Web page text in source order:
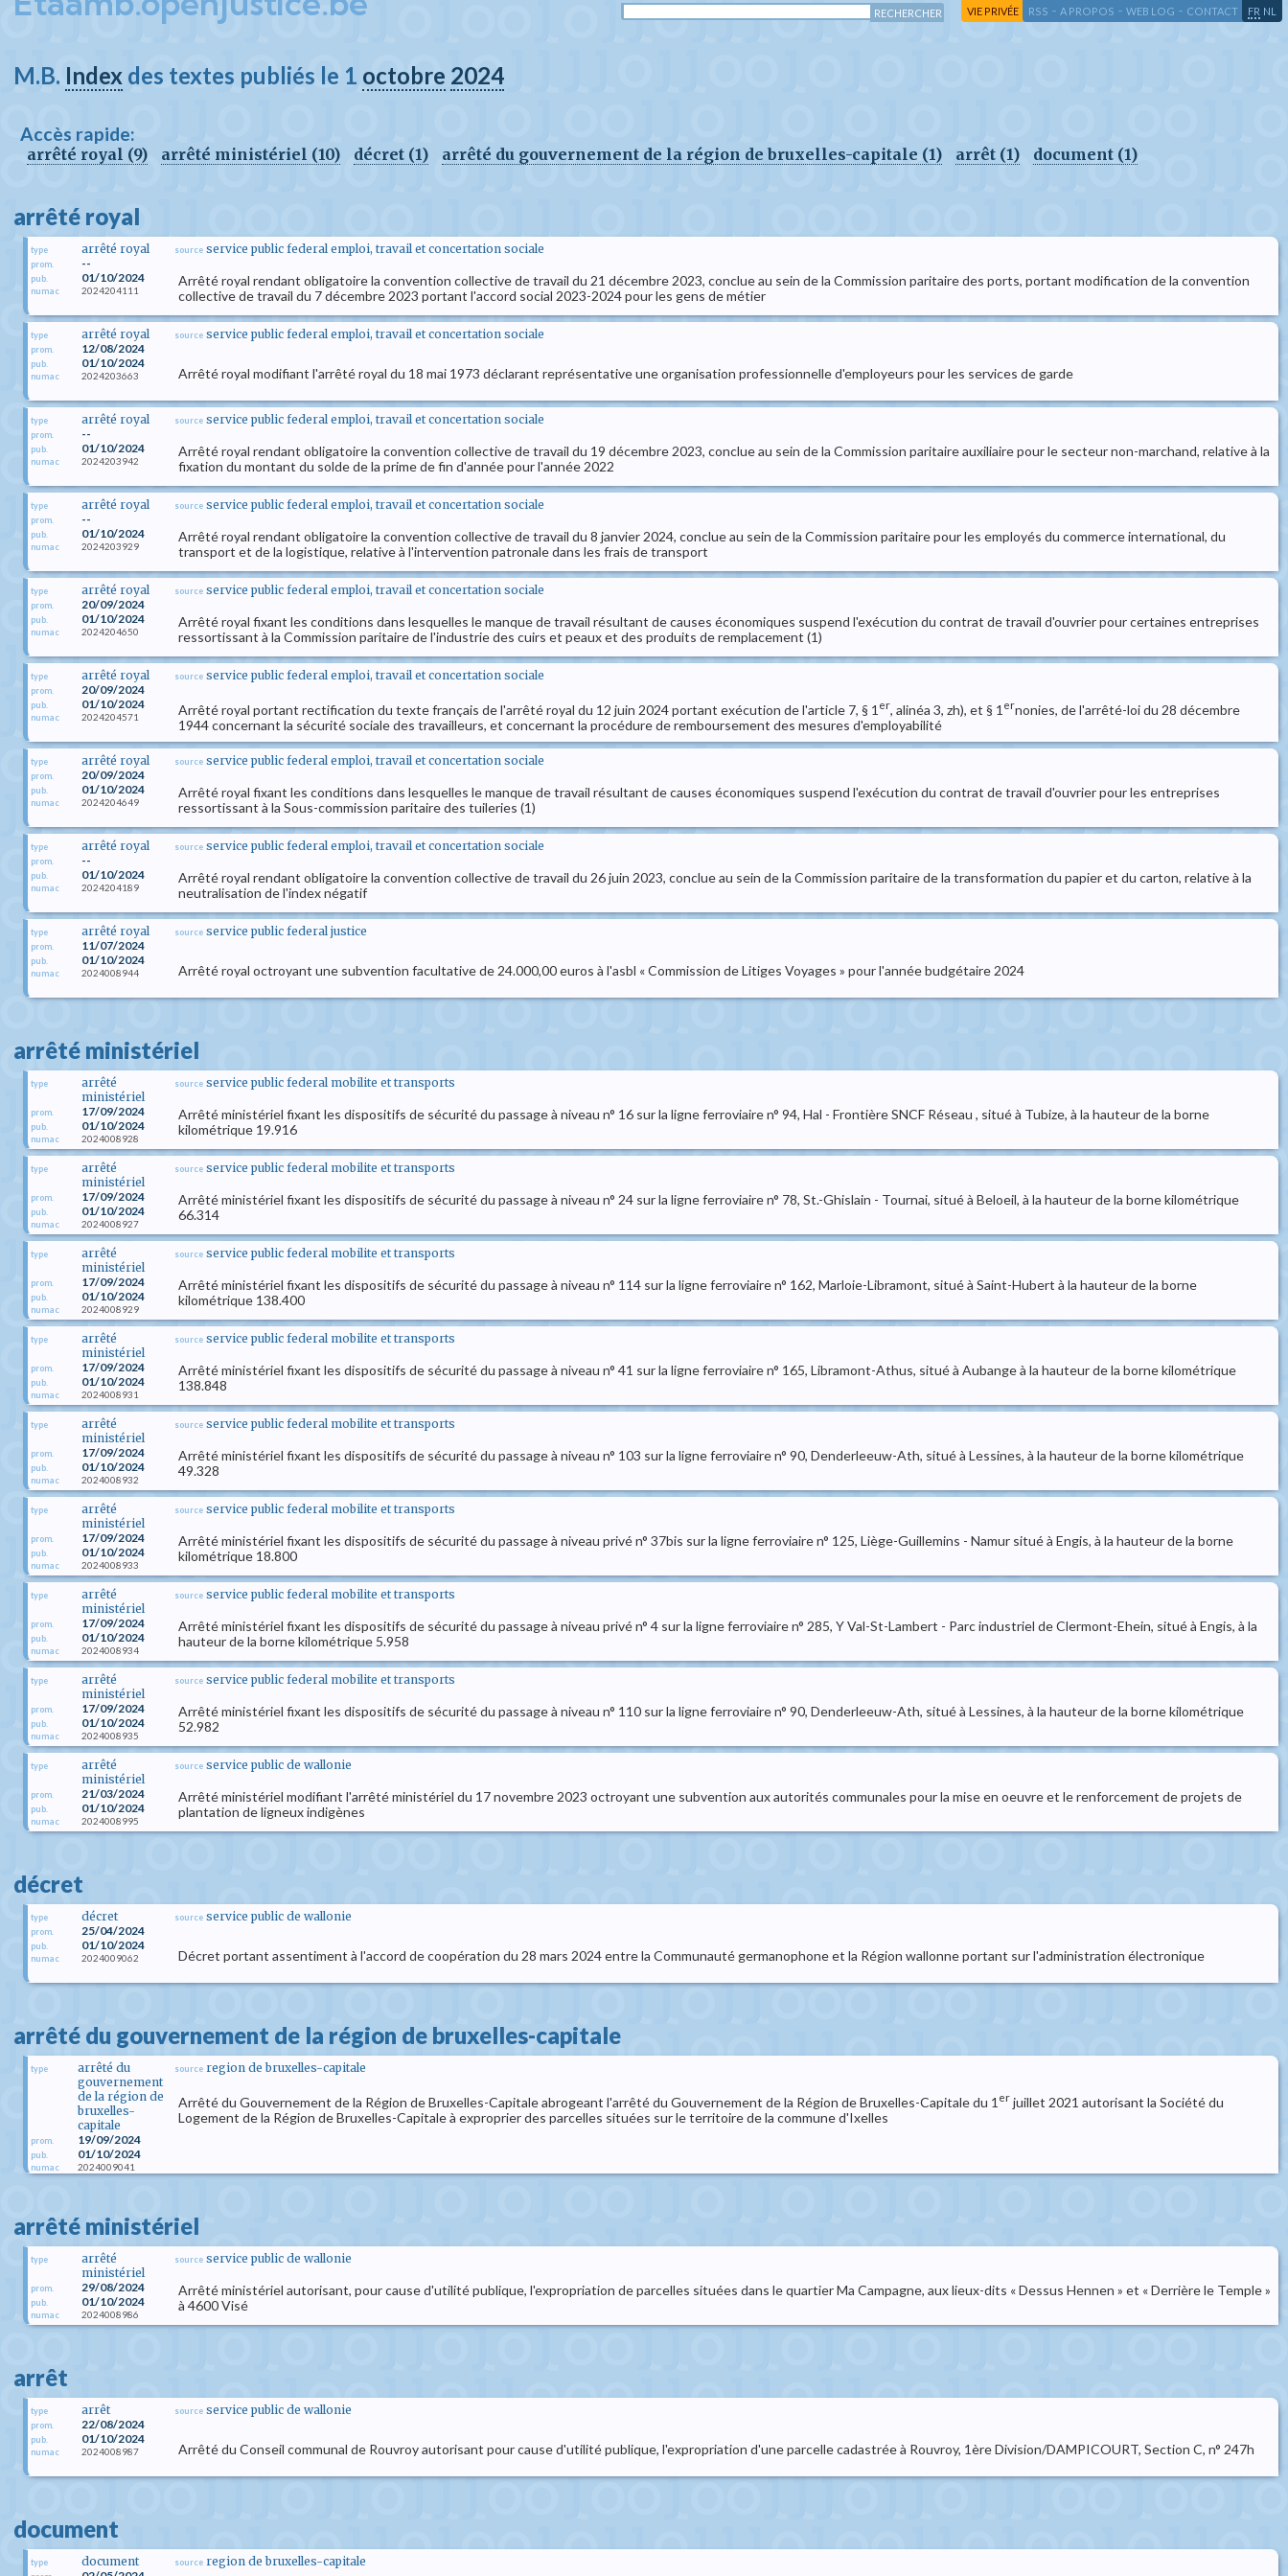
VIE PRIVÉE RSS - A PROPOS - WEB LOG - CONTACT FR NL
M.B. Index des textes publiés le 1 octobre 2024
Accès rapide:
arrêté royal (9) arrêté ministériel (10) décret (1) arrêté du gouvernement de la région de bruxelles-capitale (1) arrêt (1) document (1)
arrêté royal
type arrêté royal
prom. --
pub. 01/10/2024
numac 2024204111
source service public federal emploi, travail et concertation sociale
Arrêté royal rendant obligatoire la convention collective de travail du 21 décembre 2023, conclue au sein de la Commission paritaire des ports, portant modification de la convention
collective de travail du 7 décembre 2023 portant l'accord social 2023-2024 pour les gens de métier
type arrêté royal
prom. 12/08/2024
pub. 01/10/2024
numac 2024203663
source service public federal emploi, travail et concertation sociale
Arrêté royal modifiant l'arrêté royal du 18 mai 1973 déclarant représentative une organisation professionnelle d'employeurs pour les services de garde
type arrêté royal
prom. --
pub. 01/10/2024
numac 2024203942
source service public federal emploi, travail et concertation sociale
Arrêté royal rendant obligatoire la convention collective de travail du 19 décembre 2023, conclue au sein de la Commission paritaire auxiliaire pour le secteur non-marchand, relative à la
fixation du montant du solde de la prime de fin d'année pour l'année 2022
type arrêté royal
prom. --
pub. 01/10/2024
numac 2024203929
source service public federal emploi, travail et concertation sociale
Arrêté royal rendant obligatoire la convention collective de travail du 8 janvier 2024, conclue au sein de la Commission paritaire pour les employés du commerce international, du
transport et de la logistique, relative à l'intervention patronale dans les frais de transport
type arrêté royal
prom. 20/09/2024
pub. 01/10/2024
numac 2024204650
source service public federal emploi, travail et concertation sociale
Arrêté royal fixant les conditions dans lesquelles le manque de travail résultant de causes économiques suspend l'exécution du contrat de travail d'ouvrier pour certaines entreprises
ressortissant à la Commission paritaire de l'industrie des cuirs et peaux et des produits de remplacement (1)
type arrêté royal
prom. 20/09/2024
pub. 01/10/2024
numac 2024204571
source service public federal emploi, travail et concertation sociale
Arrêté royal portant rectification du texte français de l'arrêté royal du 12 juin 2024 portant exécution de l'article 7, § 1 er, alinéa 3, zh), et § 1 ernonies, de l'arrêté-loi du 28 décembre
1944 concernant la sécurité sociale des travailleurs, et concernant la procédure de remboursement des mesures d'employabilité
type arrêté royal
prom. 20/09/2024
pub. 01/10/2024
numac 2024204649
source service public federal emploi, travail et concertation sociale
Arrêté royal fixant les conditions dans lesquelles le manque de travail résultant de causes économiques suspend l'exécution du contrat de travail d'ouvrier pour les entreprises
ressortissant à la Sous-commission paritaire des tuileries (1)
type arrêté royal
prom. --
pub. 01/10/2024
numac 2024204189
source service public federal emploi, travail et concertation sociale
Arrêté royal rendant obligatoire la convention collective de travail du 26 juin 2023, conclue au sein de la Commission paritaire de la transformation du papier et du carton, relative à la
neutralisation de l'index négatif
type arrêté royal
prom. 11/07/2024
pub. 01/10/2024
numac 2024008944
source service public federal justice
Arrêté royal octroyant une subvention facultative de 24.000,00 euros à l'asbl « Commission de Litiges Voyages » pour l'année budgétaire 2024
arrêté ministériel
type
arrêté
ministériel
prom. 17/09/2024
pub. 01/10/2024
numac 2024008928
source service public federal mobilite et transports
Arrêté ministériel fixant les dispositifs de sécurité du passage à niveau n° 16 sur la ligne ferroviaire n° 94, Hal - Frontière SNCF Réseau , situé à Tubize, à la hauteur de la borne
kilométrique 19.916
type
arrêté
ministériel
prom. 17/09/2024
pub. 01/10/2024
numac 2024008927
source service public federal mobilite et transports
Arrêté ministériel fixant les dispositifs de sécurité du passage à niveau n° 24 sur la ligne ferroviaire n° 78, St.-Ghislain - Tournai, situé à Beloeil, à la hauteur de la borne kilométrique
66.314
type
arrêté
ministériel
prom. 17/09/2024
pub. 01/10/2024
numac 2024008929
source service public federal mobilite et transports
Arrêté ministériel fixant les dispositifs de sécurité du passage à niveau n° 114 sur la ligne ferroviaire n° 162, Marloie-Libramont, situé à Saint-Hubert à la hauteur de la borne
kilométrique 138.400
type
arrêté
ministériel
prom. 17/09/2024
pub. 01/10/2024
numac 2024008931
source service public federal mobilite et transports
Arrêté ministériel fixant les dispositifs de sécurité du passage à niveau n° 41 sur la ligne ferroviaire n° 165, Libramont-Athus, situé à Aubange à la hauteur de la borne kilométrique
138.848
type
arrêté
ministériel
prom. 17/09/2024
pub. 01/10/2024
numac 2024008932
source service public federal mobilite et transports
Arrêté ministériel fixant les dispositifs de sécurité du passage à niveau n° 103 sur la ligne ferroviaire n° 90, Denderleeuw-Ath, situé à Lessines, à la hauteur de la borne kilométrique
49.328
type
arrêté
ministériel
prom. 17/09/2024
pub. 01/10/2024
numac 2024008933
source service public federal mobilite et transports
Arrêté ministériel fixant les dispositifs de sécurité du passage à niveau privé n° 37bis sur la ligne ferroviaire n° 125, Liège-Guillemins - Namur situé à Engis, à la hauteur de la borne
kilométrique 18.800
type
arrêté
ministériel
prom. 17/09/2024
pub. 01/10/2024
numac 2024008934
source service public federal mobilite et transports
Arrêté ministériel fixant les dispositifs de sécurité du passage à niveau privé n° 4 sur la ligne ferroviaire n° 285, Y Val-St-Lambert - Parc industriel de Clermont-Ehein, situé à Engis, à la
hauteur de la borne kilométrique 5.958
type
arrêté
ministériel
prom. 17/09/2024
pub. 01/10/2024
numac 2024008935
source service public federal mobilite et transports
Arrêté ministériel fixant les dispositifs de sécurité du passage à niveau n° 110 sur la ligne ferroviaire n° 90, Denderleeuw-Ath, situé à Lessines, à la hauteur de la borne kilométrique
52.982
type
arrêté
ministériel
prom. 21/03/2024
pub. 01/10/2024
numac 2024008995
source service public de wallonie
Arrêté ministériel modifiant l'arrêté ministériel du 17 novembre 2023 octroyant une subvention aux autorités communales pour la mise en oeuvre et le renforcement de projets de
plantation de ligneux indigènes
décret
type décret
prom. 25/04/2024
pub. 01/10/2024
numac 2024009062
source service public de wallonie
Décret portant assentiment à l'accord de coopération du 28 mars 2024 entre la Communauté germanophone et la Région wallonne portant sur l'administration électronique
arrêté du gouvernement de la région de bruxelles-capitale
type
arrêté du
gouvernement
de la région de
bruxelles-
capitale
prom. 19/09/2024
pub. 01/10/2024
numac 2024009041
source region de bruxelles-capitale
Arrêté du Gouvernement de la Région de Bruxelles-Capitale abrogeant l'arrêté du Gouvernement de la Région de Bruxelles-Capitale du 1 er juillet 2021 autorisant la Société du
Logement de la Région de Bruxelles-Capitale à exproprier des parcelles situées sur le territoire de la commune d'Ixelles
arrêté ministériel
type
arrêté
ministériel
prom. 29/08/2024
pub. 01/10/2024
numac 2024008986
source service public de wallonie
Arrêté ministériel autorisant, pour cause d'utilité publique, l'expropriation de parcelles situées dans le quartier Ma Campagne, aux lieux-dits « Dessus Hennen » et « Derrière le Temple »
à 4600 Visé
arrêt
type arrêt
prom. 22/08/2024
pub. 01/10/2024
numac 2024008987
source service public de wallonie
Arrêté du Conseil communal de Rouvroy autorisant pour cause d'utilité publique, l'expropriation d'une parcelle cadastrée à Rouvroy, 1ère Division/DAMPICOURT, Section C, n° 247h
document
type document source region de bruxelles-capitale